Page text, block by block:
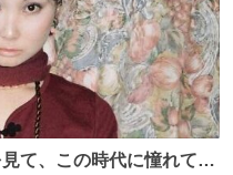
て、この時代に憧れて